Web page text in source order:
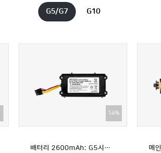
G5/G7 G10
14%
배터리 2600mAh: G5시리즈, G7 전용(G5맥스 호환불가)
H14필터 2종: G10 전용